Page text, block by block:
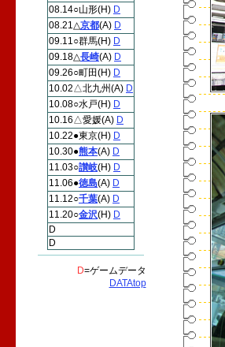
08.14○山形(H) D
08.21△京都(A) D
09.11○群馬(H) D
09.18△長崎(A) D
09.26○町田(H) D
10.02△北九州(A) D
10.08○水戸(H) D
10.16△愛媛(A) D
10.22●東京(H) D
10.30●熊本(A) D
11.03○讃岐(H) D
11.06●徳島(A) D
11.12○千葉(A) D
11.20○金沢(H) D
D
D
D=ゲームデータ
DATAtop